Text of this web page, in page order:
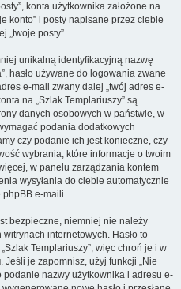
konta użytkownika założone na
konto” i posty napisane przez ciebie
„twoje posty”.
unikalną identyfikacyjną nazwę
hasło używane do logowania zwane
e-mail zwany dalej „twój adres e-
na „Szlak Templariuszy” są
danych osobowych w państwie, w
podania dodatkowych
czy podanie ich jest konieczne, czy
wybrania, które informacje o twoim
w panelu zarządzania kontem
wysyłania do ciebie automatycznie
e-maili.
bezpieczne, niemniej nie należy
internetowych. Hasło to
Templariuszy”, więc chroń je i w
. Jeśli je zapomnisz, użyj funkcji „Nie
podanie nazwy użytkownika i adresu e-